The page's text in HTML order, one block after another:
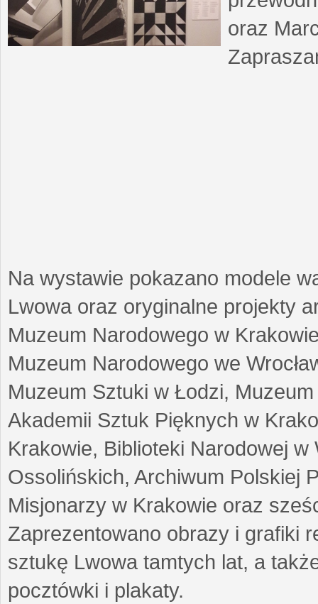
oraz
Na wystawie pokazano modele
Lwowa oraz oryginalne projekty
Muzeum Narodowego w
Muzeum Narodowego we
Muzeum Sztuki w Łodzi,
Akademii Sztuk Pięknych w
Krakowie, Biblioteki Narodowej
Ossolińskich, Archiwum Polskiej
Misjonarzy w Krakowie oraz
Zaprezentowano obrazy i grafiki
sztukę Lwowa tamtych lat, a
pocztówki i plakaty.